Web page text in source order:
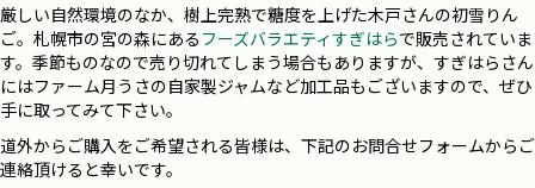
厳しい自然環境のなか、樹上完熟で糖度を上げた木戸さんの初雪りん
ご。札幌市の宮の森にある フーズバラエティすぎはらで販売されていま
す。季節ものなので売り切れてしまう場合もありますが、すぎはらさん
にはファーム月うさの自家製ジャムなど加工品もございますので、ぜひ
手に取ってみて下さい。
道外からご購入をご希望される皆様は、下記のお問合せフォームからご
連絡頂けると幸いです。